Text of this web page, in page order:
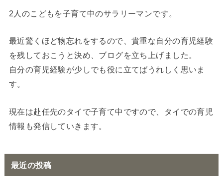
2人のこどもを子育て中のサラリーマンです。
最近驚くほど物忘れをするので、貴重な自分の育児経験
を残しておこうと決め、ブログを立ち上げました。
自分の育児経験が少しでも役に立てばうれしく思いま
す。
現在は赴任先のタイで子育て中ですので、タイでの育児
情報も発信していきます。
最近の投稿